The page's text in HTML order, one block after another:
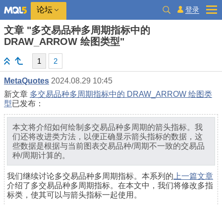
论坛 登录
文章 "多交易品种多周期指标中的
DRAW_ARROW 绘图类型"
1 2
MetaQuotes 2024.08.29 10:45
新文章 多交易品种多周期指标中的 DRAW_ARROW 绘图类
型已发布：
本文将介绍如何绘制多交易品种多周期的箭头指标。我
们还将改进类方法，以便正确显示箭头指标的数据，这
些数据是根据与当前图表交易品种/周期不一致的交易品
种/周期计算的。
我们继续讨论多交易品种多周期指标。本系列的 上一篇文章
介绍了多交易品种多周期指标。在本文中，我们将修改多指
标类，使其可以与箭头指标一起使用。